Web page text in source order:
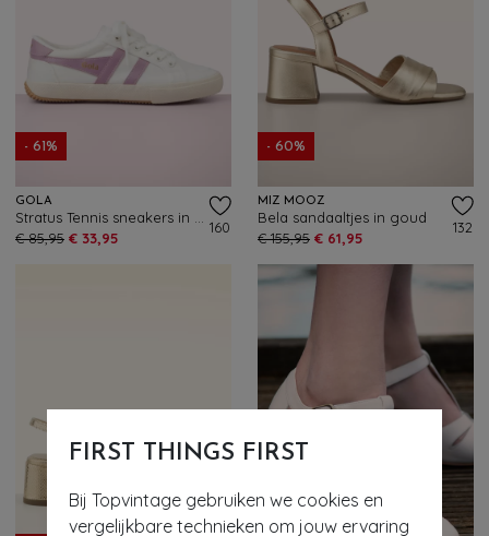
FIRST THINGS FIRST
Bij Topvintage gebruiken we cookies en
vergelijkbare technieken om jouw ervaring
- 61%
GOLA
€ 85,95 € 33,95
160
- 60%
MIZ MOOZ
Bela sandaaltjes in goud
€ 155,95 € 61,95
132